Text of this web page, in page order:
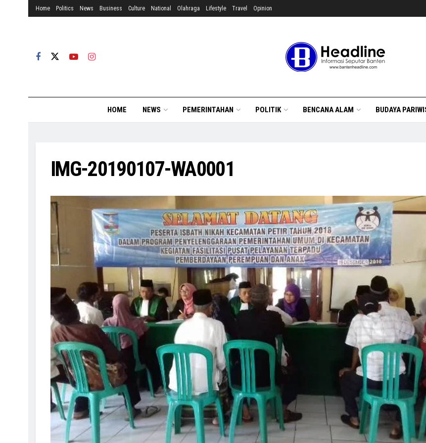
Home Politics News Business Culture National Olahraga Lifestyle Travel Opinion
HOME NEWS PEMERINTAHAN POLITIK BENCANA ALAM BUDAYA
IMG-20190107-WA0001